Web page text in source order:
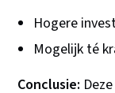
Hogere
Mogelijk té
Conclusie: